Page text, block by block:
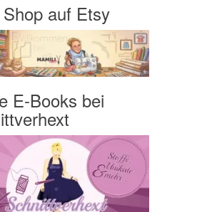
auf Etsy
E-Books bei